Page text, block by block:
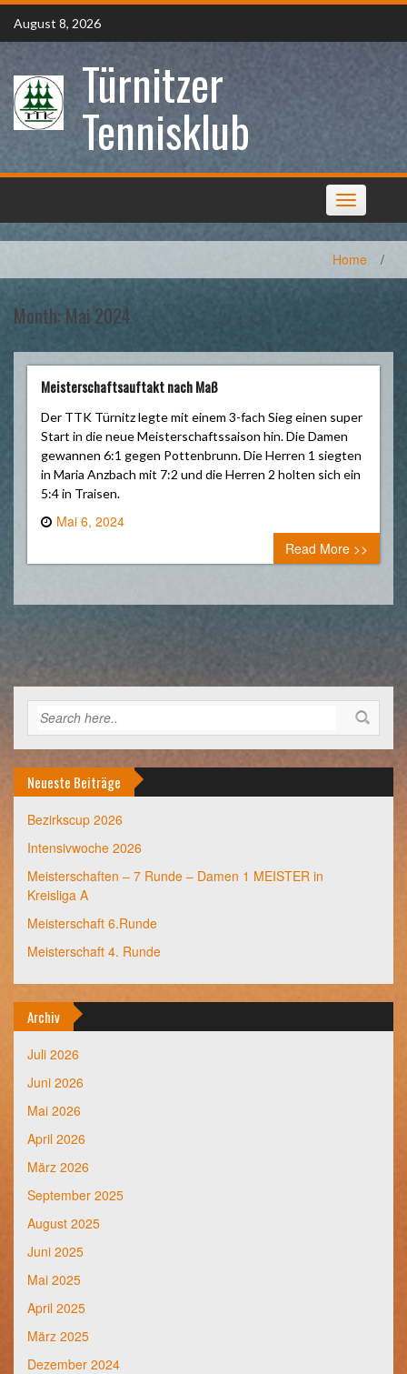
Skip
content
August 8, 2026
Türnitzer
Tennisklub
Toggle
navigation
Home /
Month: Mai 2024
Meisterschaftsauftakt nach Maß
Der TTK Türnitz legte mit einem 3-fach Sieg einen super
Start in die neue Meisterschaftssaison hin. Die Damen
gewannen 6:1 gegen Pottenbrunn. Die Herren 1 siegten
in Maria Anzbach mit 7:2 und die Herren 2 holten sich ein
5:4 in Traisen.
Mai 6, 2024
0 comment
Read More >>
Neueste Beiträge
Bezirkscup 2026
Intensivwoche 2026
Meisterschaften – 7 Runde – Damen 1 MEISTER in
Kreisliga A
Meisterschaft 6.Runde
Meisterschaft 4. Runde
Archiv
Juli 2026
Juni 2026
Mai 2026
April 2026
März 2026
September 2025
August 2025
Juni 2025
Mai 2025
April 2025
März 2025
Dezember 2024